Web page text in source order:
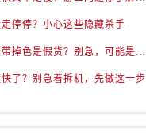
停停？小心这些隐藏杀手
卡地亚表带掉色是假货？别急，可能是这些日常习惯惹的祸
了？别急着拆机，先做这一步